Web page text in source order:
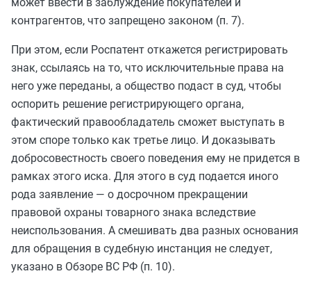
контрагентов, что запрещено законом (п. 7).
При этом, если Роспатент откажется регистрировать
знак, ссылаясь на то, что исключительные права на
него уже переданы, а общество подаст в суд, чтобы
оспорить решение регистрирующего органа,
фактический правообладатель сможет выступать в
этом споре только как третье лицо. И доказывать
добросовестность своего поведения ему не придется в
рамках этого иска. Для этого в суд подается иного
рода заявление — о досрочном прекращении
правовой охраны товарного знака вследствие
неиспользования. А смешивать два разных основания
для обращения в судебную инстанция не следует,
указано в Обзоре ВС РФ (п. 10).